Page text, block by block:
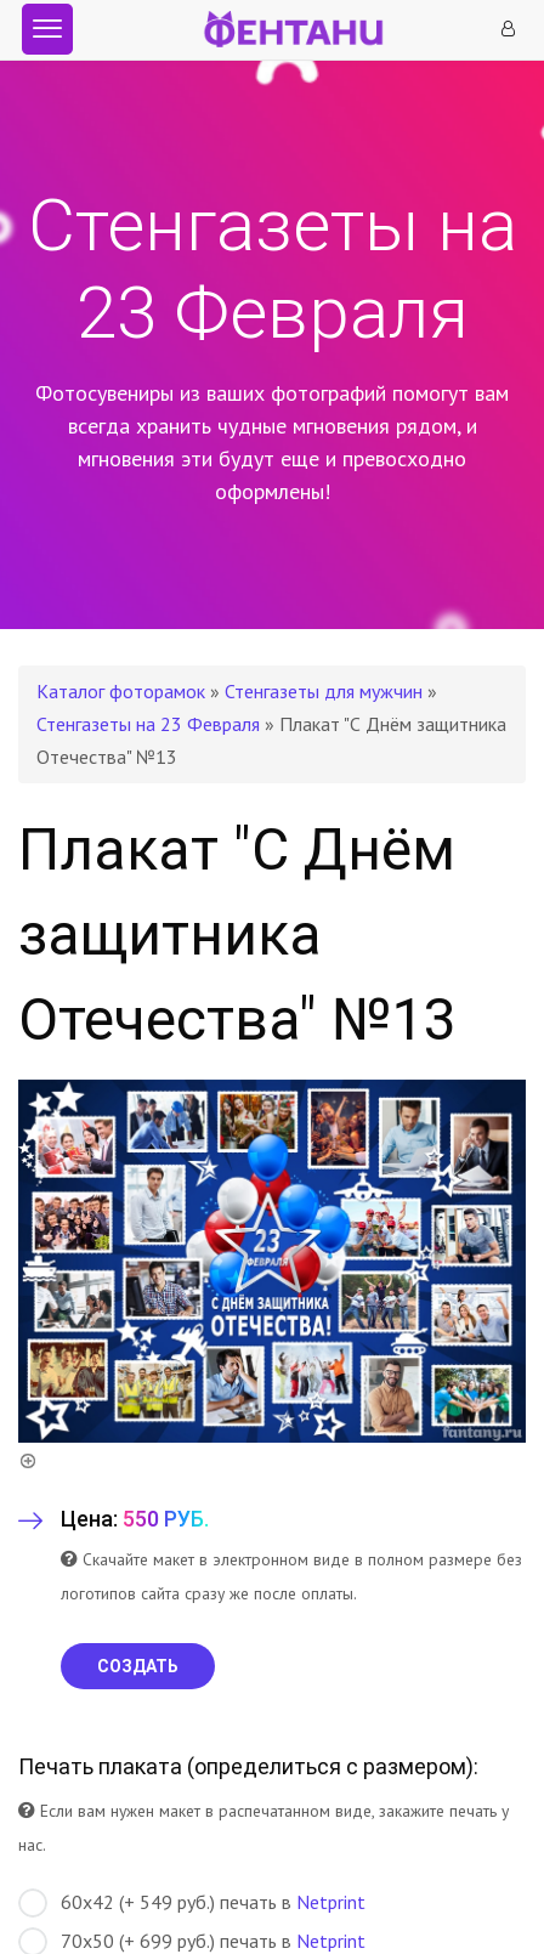
Стенгазеты на
23 Февраля
Фотосувениры из ваших фотографий помогут вам
всегда хранить чудные мгновения рядом, и
мгновения эти будут еще и превосходно
оформлены!
Каталог фоторамок » Стенгазеты для мужчин »
Стенгазеты на 23 Февраля » Плакат "С Днём защитника
Отечества" №13
Плакат "С Днём
защитника
Отечества" №13
Цена: 550 РУБ.
Скачайте макет в электронном виде в полном размере без
логотипов сайта сразу же после оплаты.
СОЗДАТЬ
Печать плаката (определиться с размером):
Если вам нужен макет в распечатанном виде, закажите печать у
нас.
60х42 (+ 549 руб.) печать в Netprint
70х50 (+ 699 руб.) печать в Netprint